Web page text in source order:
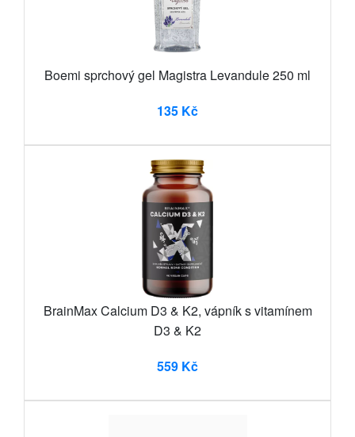
Boemi sprchový gel Magistra Levandule 250 ml
135 Kč
BrainMax Calcium D3 & K2, vápník s vitamínem
D3 & K2
559 Kč